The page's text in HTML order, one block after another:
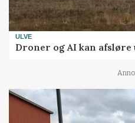
ULVE
Droner og AI kan